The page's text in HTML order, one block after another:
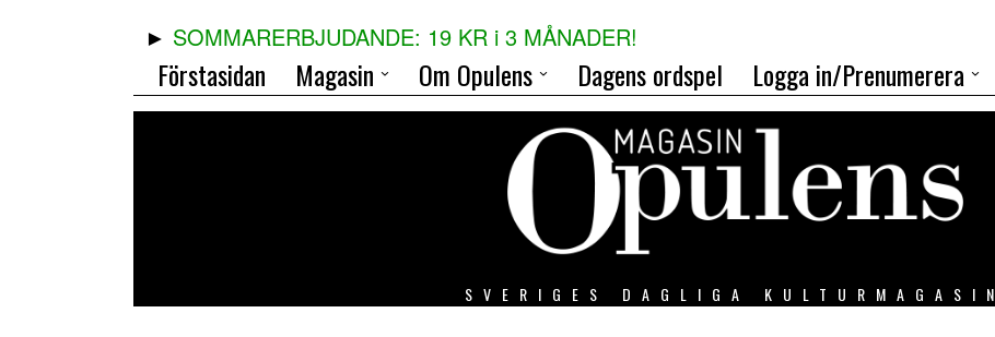
SOMMARERBJUDANDE: 19 KR i 3 MÅNADER!
Förstasidan Magasin Om Opulens Dagens ordspel Logga in/Prenumerera
SVERIGES DAGLIGA KULTURMAGASIN